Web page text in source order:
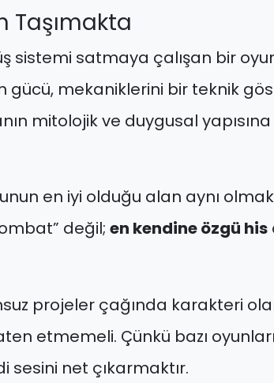
Taşımakta
sistemi satmaya çalışan bir
gücü, mekaniklerini bir teknik
mitolojik ve duygusal
en iyi olduğu alan aynı
değil; en kendine özgü his
projeler çağında karakteri
etmemeli. Çünkü bazı
net çıkarmaktır.